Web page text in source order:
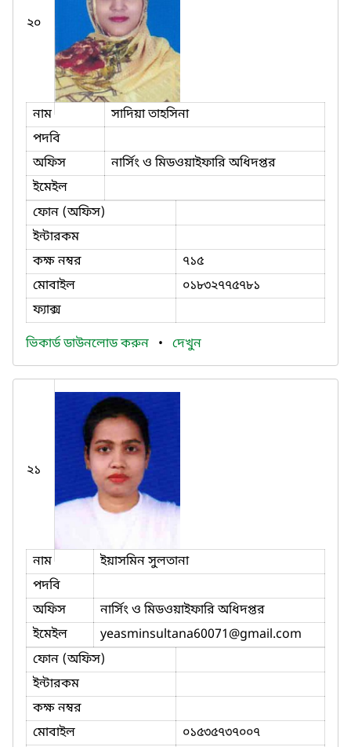
২০
নাম
সাদিয়া তাহসিনা
পদবি
অফিস
নার্সিং ও মিডওয়াইফারি অধিদপ্তর
ইমেইল
ফোন (অফিস)
ইন্টারকম
কক্ষ নম্বর
৭১৫
মোবাইল
০১৮৩২৭৭৫৭৮১
ফ্যাক্স
ভিকার্ড ডাউনলোড করুন • দেখুন
২১
নাম
ইয়াসমিন সুলতানা
পদবি
অফিস
নার্সিং ও মিডওয়াইফারি অধিদপ্তর
ইমেইল
yeasminsultana60071@gmail.com
ফোন (অফিস)
ইন্টারকম
কক্ষ নম্বর
মোবাইল
০১৫৩৫৭৩৭০০৭